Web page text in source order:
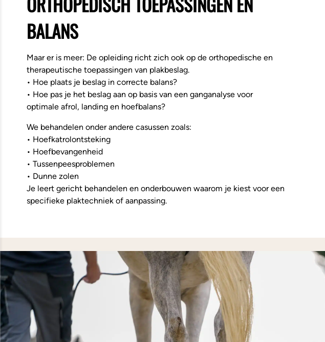
BALANS
Maar er is meer: De opleiding richt zich ook op de orthopedische en
therapeutische toepassingen van plakbeslag.
• Hoe plaats je beslag in correcte balans?
• Hoe pas je het beslag aan op basis van een ganganalyse voor
optimale afrol, landing en hoefbalans?
We behandelen onder andere casussen zoals:
• Hoefkatrolontsteking
• Hoefbevangenheid
• Tussenpeesproblemen
• Dunne zolen
Je leert gericht behandelen en onderbouwen waarom je kiest voor een
specifieke plaktechniek of aanpassing.